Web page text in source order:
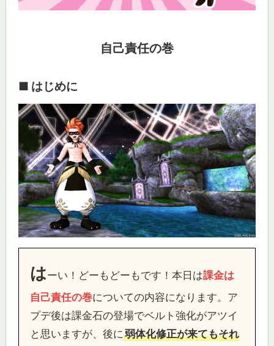
自己責任の巻
■ はじめに
はーい！どーもどーもです！本日は課金は
自己責任の巻についての内容になります。ア
プデ後は課金石の登場でベルト強化がアツイ
と思いますが、後に弱体化修正が来てもそれ